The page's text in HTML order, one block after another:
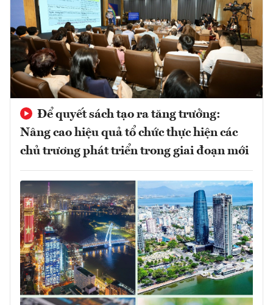
Để quyết sách tạo ra tăng trưởng:
Nâng cao hiệu quả tổ chức thực hiện các
chủ trương phát triển trong giai đoạn mới